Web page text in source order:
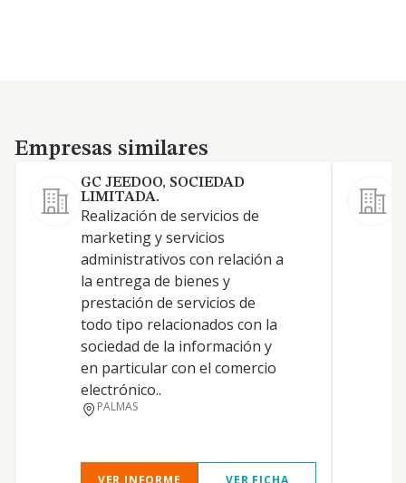
Empresas similares
Empresas similares
GC JEEDOO, SOCIEDAD
LIMITADA.
Realización de servicios de
marketing y servicios
administrativos con relación a
la entrega de bienes y
prestación de servicios de
todo tipo relacionados con la
sociedad de la información y
en particular con el comercio
electrónico..
PALMAS
VER INFORME VER FICHA